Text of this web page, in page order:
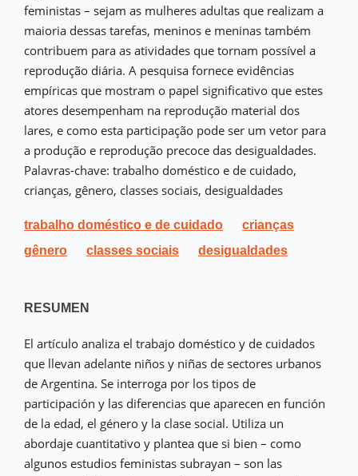
feministas – sejam as mulheres adultas que realizam a
maioria dessas tarefas, meninos e meninas também
contribuem para as atividades que tornam possível a
reprodução diária. A pesquisa fornece evidências
empíricas que mostram o papel significativo que estes
atores desempenham na reprodução material dos
lares, e como esta participação pode ser um vetor para
a produção e reprodução precoce das desigualdades.
Palavras-chave: trabalho doméstico e de cuidado,
crianças, gênero, classes sociais, desigualdades
trabalho doméstico e de cuidado
crianças
gênero
classes sociais desigualdades
RESUMEN
El artículo analiza el trabajo doméstico y de cuidados
que llevan adelante niños y niñas de sectores urbanos
de Argentina. Se interroga por los tipos de
participación y las diferencias que aparecen en función
de la edad, el género y la clase social. Utiliza un
abordaje cuantitativo y plantea que si bien – como
algunos estudios feministas subrayan – son las